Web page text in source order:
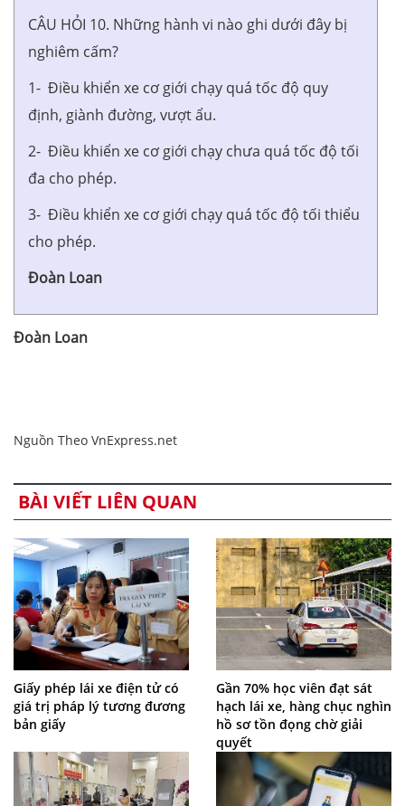
CÂU HỎI 10. Những hành vi nào ghi dưới đây bị
nghiêm cấm?
1- Điều khiển xe cơ giới chạy quá tốc độ quy
định, giành đường, vượt ẩu.
2- Điều khiển xe cơ giới chạy chưa quá tốc độ tối
đa cho phép.
3- Điều khiển xe cơ giới chạy quá tốc độ tối thiểu
cho phép.
Đoàn Loan
Đoàn Loan
Nguồn Theo VnExpress.net
BÀI VIẾT LIÊN QUAN
Giấy phép lái xe điện tử có
giá trị pháp lý tương đương
bản giấy
Gần 70% học viên đạt sát
hạch lái xe, hàng chục nghìn
hồ sơ tồn đọng chờ giải
quyết